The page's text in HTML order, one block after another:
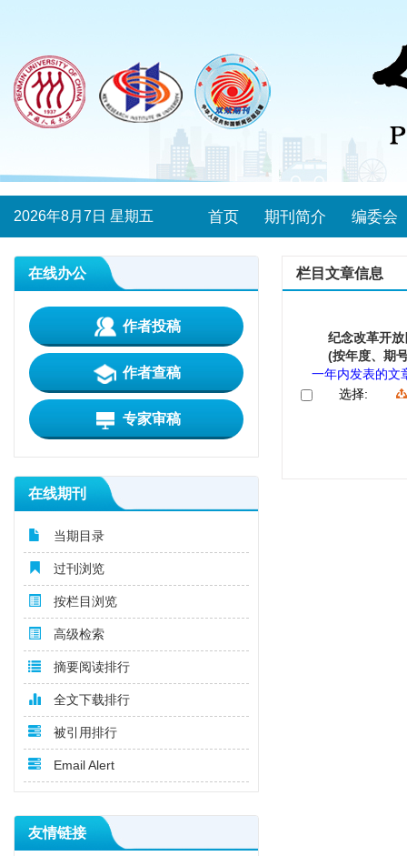
2026年8月7日 星期五 首页 期刊简介 编委会
在线办公
作者投稿
作者查稿
专家审稿
在线期刊
当期目录
过刊浏览
按栏目浏览
高级检索
摘要阅读排行
全文下载排行
被引用排行
Email Alert
友情链接
栏目文章信息
纪念改革开
(按年度、期
一年内发表的文
选择: